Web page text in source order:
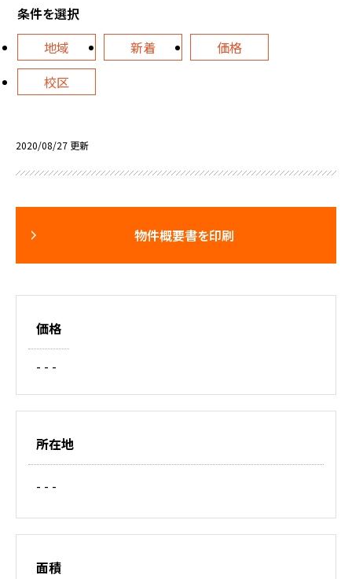
条件を選択
地域
新着
価格
校区
2020/08/27 更新
物件概要書を印刷
価格
- - -
所在地
- - -
面積